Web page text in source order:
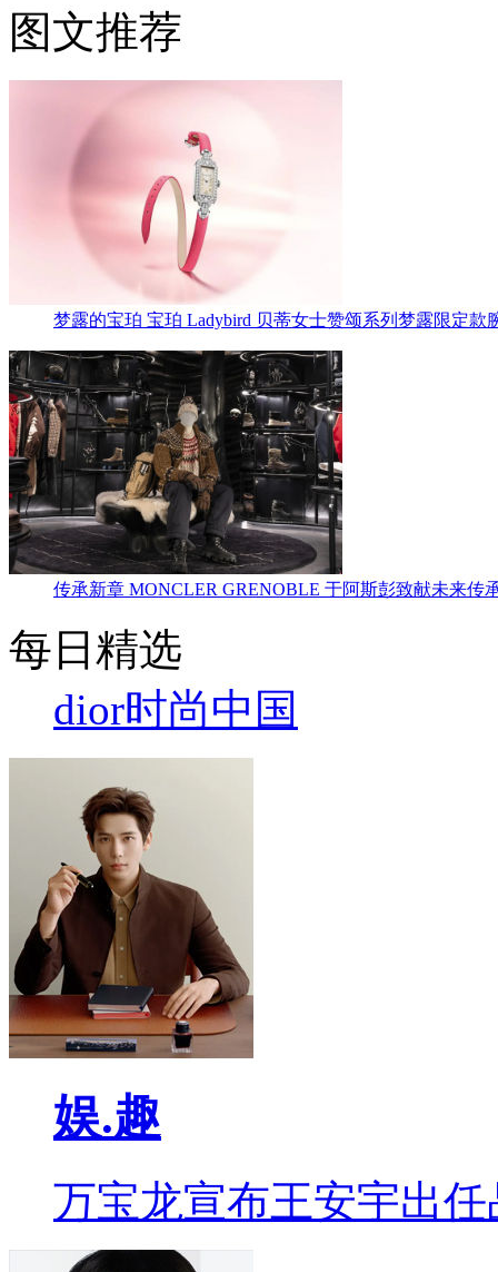
图文推荐
梦露的宝珀 宝珀 Ladybird 贝蒂女士赞颂系列梦露限定款
传承新章 MONCLER GRENOBLE 于阿斯彭致献未来传
每日精选
dior时尚中国
娱.趣
万宝龙宣布王安宇出